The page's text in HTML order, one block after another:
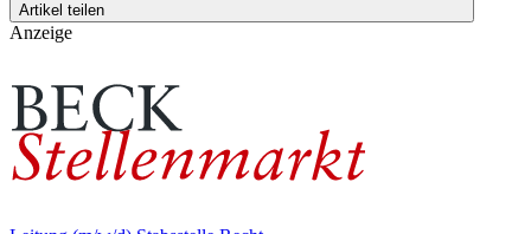
Artikel teilen
Anzeige